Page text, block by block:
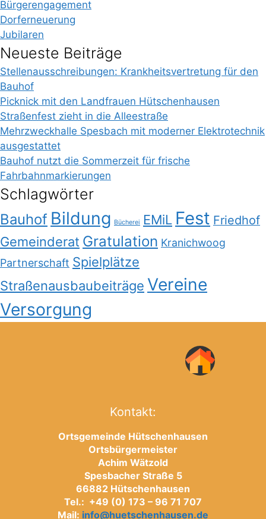
Bürgerengagement
Dorferneuerung
Jubilaren
Neueste Beiträge
Stellenausschreibungen: Krankheitsvertretung für den
Bauhof
Picknick mit den Landfrauen Hütschenhausen
Straßenfest zieht in die Alleestraße
Mehrzweckhalle Spesbach mit moderner Elektrotechnik
ausgestattet
Bauhof nutzt die Sommerzeit für frische
Fahrbahnmarkierungen
Schlagwörter
Bauhof Bildung Bücherei EMiL Fest Friedhof
Gemeinderat Gratulation Kranichwoog
Partnerschaft Spielplätze
Straßenausbaubeiträge Vereine
Versorgung
Kontakt:
Ortsgemeinde Hütschenhausen
Ortsbürgermeister
Achim Wätzold
Spesbacher Straße 5
66882 Hütschenhausen
Tel.: +49 (0) 173 – 96 71 707
Mail: info@huetschenhausen.de